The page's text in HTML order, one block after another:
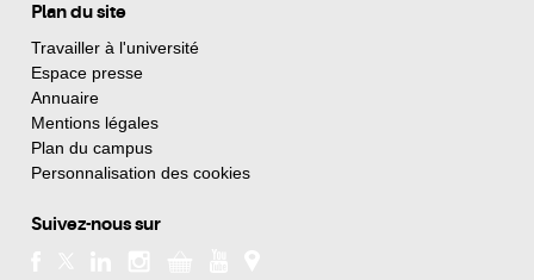
Plan du site
Travailler à l'université
Espace presse
Annuaire
Mentions légales
Plan du campus
Personnalisation des cookies
Suivez-nous sur